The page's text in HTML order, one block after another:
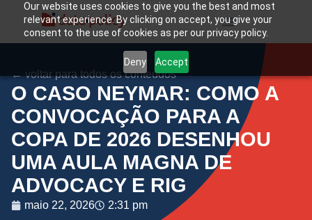
Our website uses cookies to give you the best and most
relevant experience. By clicking on accept, you give your
consent to the use of cookies as per our privacy policy.
Deny Accept
← voltar para todos os conteúdos
O CASO NEYMAR: COMO A
CONVOCAÇÃO PARA A
COPA DE 2026 DESENHOU
UMA AULA MAGNA DE
ADVOCACY E RIG
maio 22, 2026 2:31 pm